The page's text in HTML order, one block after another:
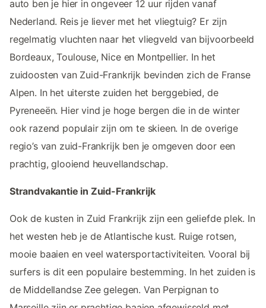
auto ben je hier in ongeveer 12 uur rijden vanaf
Nederland. Reis je liever met het vliegtuig? Er zijn
regelmatig vluchten naar het vliegveld van bijvoorbeeld
Bordeaux, Toulouse, Nice en Montpellier. In het
zuidoosten van Zuid-Frankrijk bevinden zich de Franse
Alpen. In het uiterste zuiden het berggebied, de
Pyreneeën. Hier vind je hoge bergen die in de winter
ook razend populair zijn om te skieen. In de overige
regio’s van zuid-Frankrijk ben je omgeven door een
prachtig, glooiend heuvellandschap.
Strandvakantie in Zuid-Frankrijk
Ook de kusten in Zuid Frankrijk zijn een geliefde plek. In
het westen heb je de Atlantische kust. Ruige rotsen,
mooie baaien en veel watersportactiviteiten. Vooral bij
surfers is dit een populaire bestemming. In het zuiden is
de Middellandse Zee gelegen. Van Perpignan to